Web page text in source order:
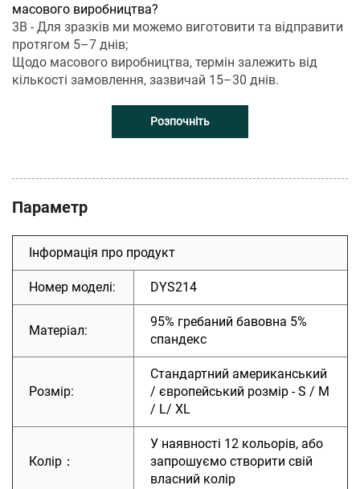
масового виробництва?
3В - Для зразків ми можемо виготовити та відправити
протягом 5–7 днів;
Щодо масового виробництва, термін залежить від
кількості замовлення, зазвичай 15–30 днів.
Розпочніть
Параметр
Інформація про продукт
Номер моделі: DYS214
Матеріал:
95% гребаний бавовна 5%
спандекс
Розмір:
Стандартний американський
/ європейський розмір - S / M
/ L/ XL
Колір：
У наявності 12 кольорів, або
запрошуємо створити свій
власний колір